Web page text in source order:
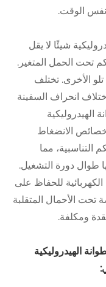
نفس الوقت.
شيئًا لا يقل
تحت الحمل المتغير.
تلو الأخرى. تختلف
انحراف السفينة
الهيدروليكية
الانضغاط
التناسبية، مما
طوال دورة التشغيل.
للحفاظ على
الأحمال المتقلبة
ومكلفة.
الهيدروليكية